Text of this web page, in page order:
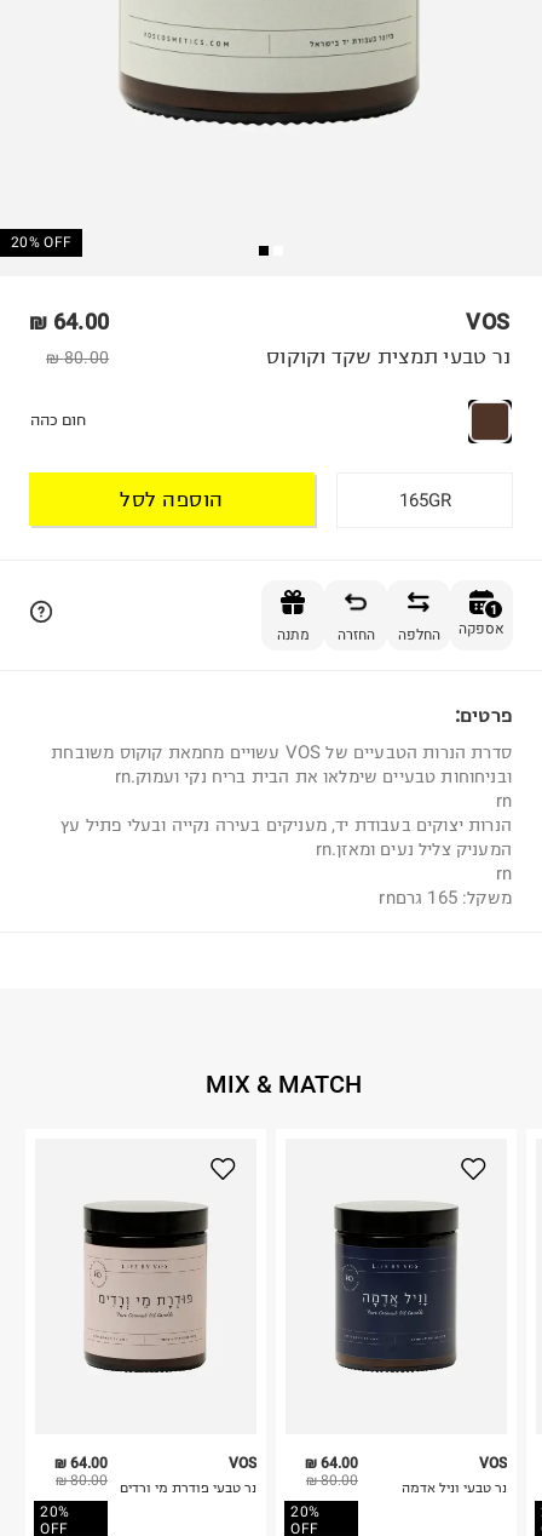
20% OFF
VOS
64.00 ₪
80.00 ₪ נר טבעי תמצית שקד וקוקוס
חום כהה
165GR הוספה לסל
1
אספקה החלפה החזרה מתנה
פרטים:
סדרת הנרות הטבעיים של VOS עשויים מחמאת קוקוס משובחת
ובניחוחות טבעיים שימלאו את הבית בריח נקי ועמוק.rn
rn
הנרות יצוקים בעבודת יד, מעניקים בעירה נקייה ובעלי פתיל עץ
המעניק צליל נעים ומאזן.rn
rn
משקל: 165 גרםrn
MIX & MATCH
64.00 ₪
80.00 ₪
20%
OFF
VOS
נר טבעי פודרת מי ורדים
64.00 ₪
80.00 ₪
20%
OFF
VOS
נר טבעי וניל אדמה